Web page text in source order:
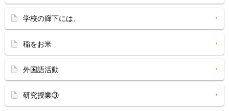
学校の廊下には、
稲をお米
外国語活動
研究授業③